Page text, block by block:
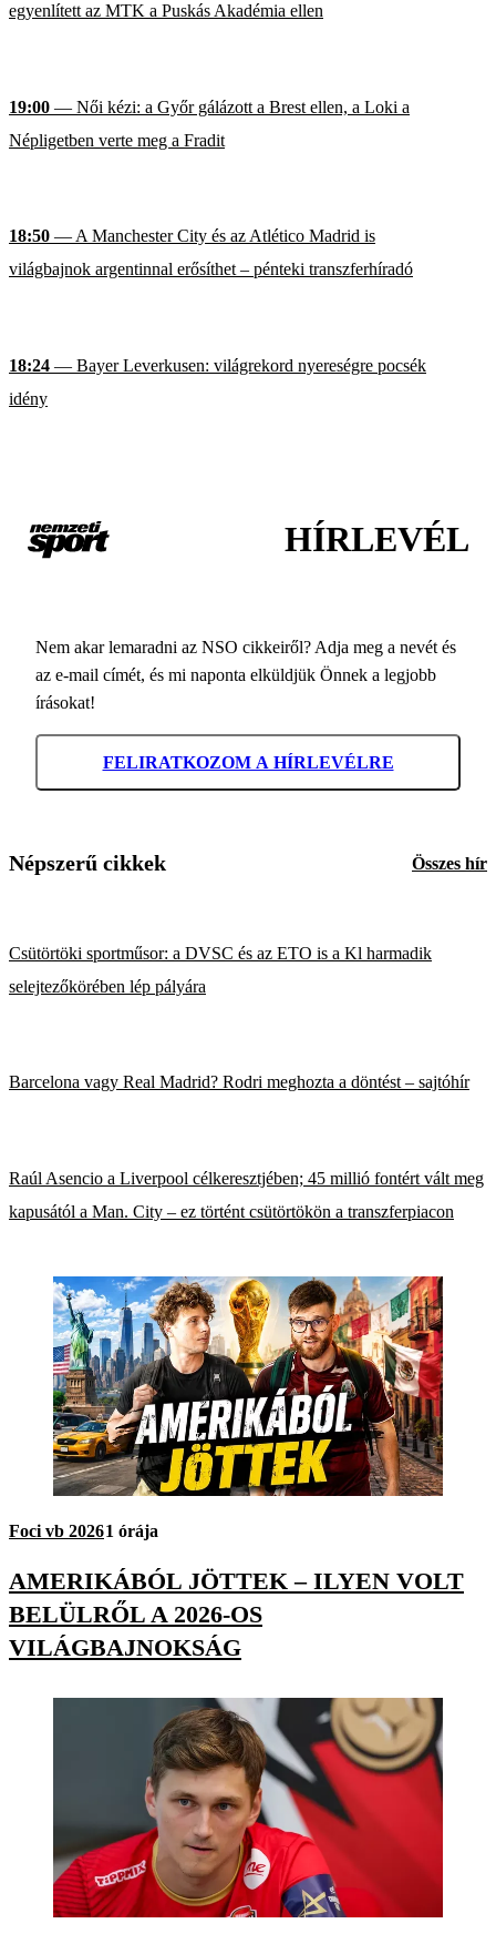
egyenlített az MTK a Puskás Akadémia ellen
19:00 — Női kézi: a Győr gálázott a Brest ellen, a Loki a
Népligetben verte meg a Fradit
18:50 — A Manchester City és az Atlético Madrid is
világbajnok argentinnal erősíthet – pénteki transzferhíradó
18:24 — Bayer Leverkusen: világrekord nyereségre pocsék
idény
HÍRLEVÉL
Nem akar lemaradni az NSO cikkeiről? Adja meg a nevét és
az e-mail címét, és mi naponta elküldjük Önnek a legjobb
írásokat!
FELIRATKOZOM A HÍRLEVÉLRE
Népszerű cikkek Összes hír
Csütörtöki sportműsor: a DVSC és az ETO is a Kl harmadik
selejtezőkörében lép pályára
Barcelona vagy Real Madrid? Rodri meghozta a döntést – sajtóhír
Raúl Asencio a Liverpool célkeresztjében; 45 millió fontért vált meg
kapusától a Man. City – ez történt csütörtökön a transzferpiacon
Foci vb 20261 órája
AMERIKÁBÓL JÖTTEK – ILYEN VOLT
BELÜLRŐL A 2026-OS
VILÁGBAJNOKSÁG